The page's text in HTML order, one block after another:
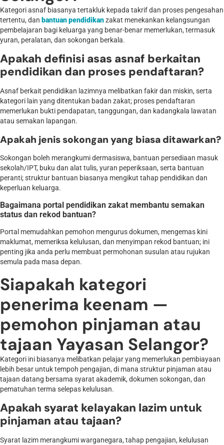
Kategori asnaf biasanya tertakluk kepada takrif dan proses pengesahan
tertentu, dan bantuan pendidikanzakat menekankan kelangsungan
pembelajaran bagi keluarga yang benar-benar memerlukan, termasuk
yuran, peralatan, dan sokongan berkala.
Apakah definisi asas asnaf berkaitan
pendidikan dan proses pendaftaran?
Asnaf berkait pendidikan lazimnya melibatkan fakir dan miskin, serta
kategori lain yang ditentukan badan zakat; proses pendaftaran
memerlukan bukti pendapatan, tanggungan, dan kadangkala lawatan
atau semakan lapangan.
Apakah jenis sokongan yang biasa ditawarkan?
Sokongan boleh merangkumi dermasiswa, bantuan persediaan masuk
sekolah/IPT, buku dan alat tulis, yuran peperiksaan, serta bantuan
peranti; struktur bantuan biasanya mengikut tahap pendidikan dan
keperluan keluarga.
Bagaimana portal pendidikan zakat membantu semakan
status dan rekod bantuan?
Portal memudahkan pemohon mengurus dokumen, mengemas kini
maklumat, memeriksa kelulusan, dan menyimpan rekod bantuan; ini
penting jika anda perlu membuat permohonan susulan atau rujukan
semula pada masa depan.
Siapakah kategori
penerima keenam —
pemohon pinjaman atau
tajaan Yayasan Selangor?
Kategori ini biasanya melibatkan pelajar yang memerlukan pembiayaan
lebih besar untuk tempoh pengajian, di mana struktur pinjaman atau
tajaan datang bersama syarat akademik, dokumen sokongan, dan
pematuhan terma selepas kelulusan.
Apakah syarat kelayakan lazim untuk
pinjaman atau tajaan?
Syarat lazim merangkumi warganegara, tahap pengajian, kelulusan